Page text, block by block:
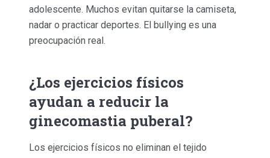
adolescente. Muchos evitan quitarse la camiseta,
nadar o practicar deportes. El bullying es una
preocupación real.
¿Los ejercicios físicos
ayudan a reducir la
ginecomastia puberal?
Los ejercicios físicos no eliminan el tejido